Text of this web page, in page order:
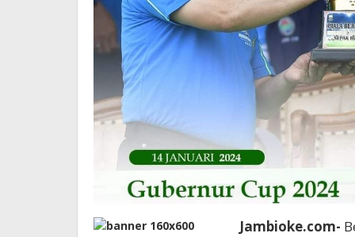
Jambioke.com-